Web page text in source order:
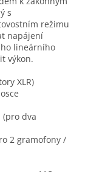
s
režimu
napájení
lineárního
výkon.
XLR)
dva
2 gramofony /